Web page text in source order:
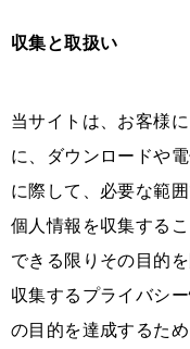
収集と取扱い
当サイトは、お客様
に、ダウンロードや
に際して、必要な範
個人情報を収集する
できる限りその目的
収集するプライバシ
の目的を達成するた